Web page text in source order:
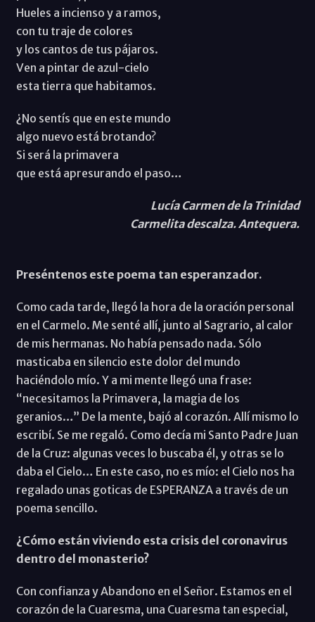
Hueles a incienso y a ramos,
con tu traje de colores
y los cantos de tus pájaros.
Ven a pintar de azul-cielo
esta tierra que habitamos.
¿No sentís que en este mundo
algo nuevo está brotando?
Si será la primavera
que está apresurando el paso…
Lucía Carmen de la Trinidad
Carmelita descalza. Antequera.
Preséntenos este poema tan esperanzador.
Como cada tarde, llegó la hora de la oración personal
en el Carmelo. Me senté allí, junto al Sagrario, al calor
de mis hermanas. No había pensado nada. Sólo
masticaba en silencio este dolor del mundo
haciéndolo mío. Y a mi mente llegó una frase:
“necesitamos la Primavera, la magia de los
geranios…” De la mente, bajó al corazón. Allí mismo lo
escribí. Se me regaló. Como decía mi Santo Padre Juan
de la Cruz: algunas veces lo buscaba él, y otras se lo
daba el Cielo… En este caso, no es mío: el Cielo nos ha
regalado unas goticas de ESPERANZA a través de un
poema sencillo.
¿Cómo están viviendo esta crisis del coronavirus
dentro del monasterio?
Con confianza y Abandono en el Señor. Estamos en el
corazón de la Cuaresma, una Cuaresma tan especial,